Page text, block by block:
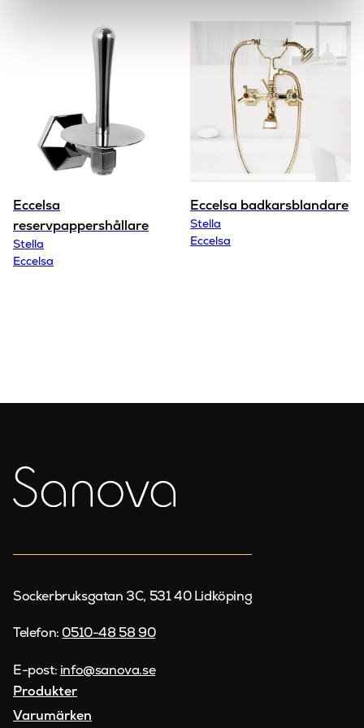
Eccelsa
reservpappershållare
Stella
Eccelsa
Eccelsa badkarsblandare
Stella
Eccelsa
Sockerbruksgatan 3C, 531 40 Lidköping
Telefon: 0510-48 58 90
E-post: info@sanova.se
Produkter
Varumärken